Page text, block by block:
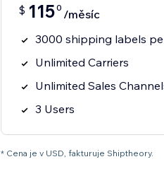
$ 1150 /měsíc
3000 shipping labels
Unlimited Carriers
Unlimited Sales
3 Users
* Cena je v USD, fakturuje Shiptheory.